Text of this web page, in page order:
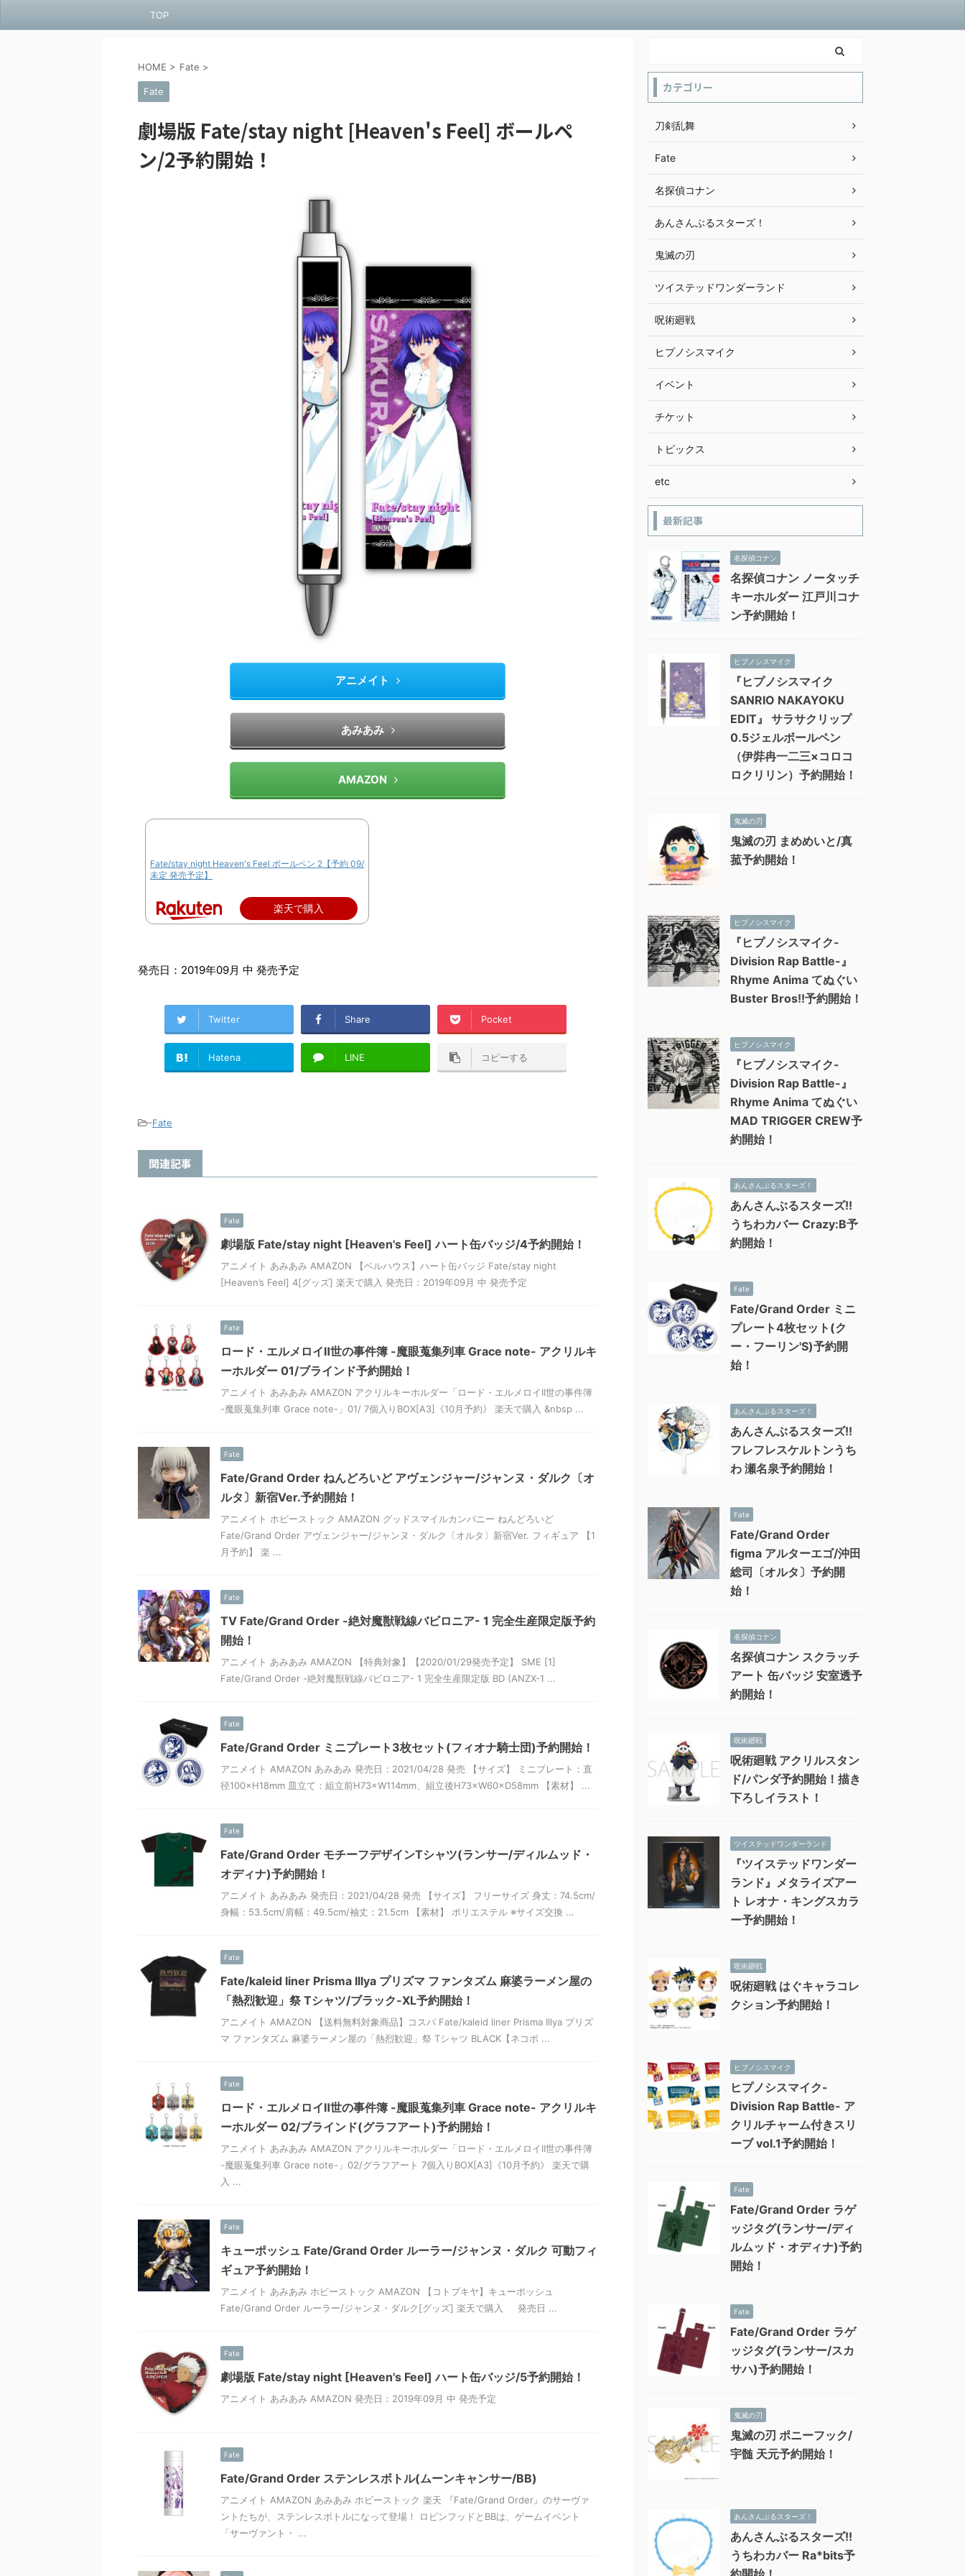
TOP
HOME > Fate >
Fate
劇場版 Fate/stay night [Heaven's Feel] ボールペ
ン/2予約開始！
アニメイト
あみあみ
AMAZON
Fate/stay night Heaven's Feel ボールペン 2【予約 09/
未定 発売予定】
楽天で購入
発売日：2019年09月 中 発売予定
Twitter Share Pocket
Hatena LINE コピーする
-Fate
関連記事
Fate
劇場版 Fate/stay night [Heaven's Feel] ハート缶バッジ/4予約開始！
アニメイト あみあみ AMAZON 【ベルハウス】ハート缶バッジ Fate/stay night
[Heaven’s Feel] 4[グッズ] 楽天で購入 発売日：2019年09月 中 発売予定
Fate
ロード・エルメロイⅡ世の事件簿 -魔眼蒐集列車 Grace note- アクリルキ
ーホルダー 01/ブラインド予約開始！
アニメイト あみあみ AMAZON アクリルキーホルダー「ロード・エルメロイII世の事件簿
-魔眼蒐集列車 Grace note-」01/ 7個入りBOX[A3]《10月予約》 楽天で購入 &nbsp ...
Fate
Fate/Grand Order ねんどろいど アヴェンジャー/ジャンヌ・ダルク〔オ
ルタ〕新宿Ver.予約開始！
アニメイト ホビーストック AMAZON グッドスマイルカンパニー ねんどろいど
Fate/Grand Order アヴェンジャー/ジャンヌ・ダルク〔オルタ〕新宿Ver. フィギュア 【1
月予約】 楽 ...
Fate
TV Fate/Grand Order -絶対魔獣戦線バビロニア- 1 完全生産限定版予約
開始！
アニメイト あみあみ AMAZON 【特典対象】【2020/01/29発売予定】 SME [1]
Fate/Grand Order -絶対魔獣戦線バビロニア- 1 完全生産限定版 BD (ANZX-1 ...
Fate
Fate/Grand Order ミニプレート3枚セット(フィオナ騎士団)予約開始！
アニメイト AMAZON あみあみ 発売日：2021/04/28 発売 【サイズ】 ミニプレート：直
径100×H18mm 皿立て：組立前H73×W114mm、組立後H73×W60×D58mm 【素材】 ...
Fate
Fate/Grand Order モチーフデザインTシャツ(ランサー/ディルムッド・
オディナ)予約開始！
アニメイト あみあみ 発売日：2021/04/28 発売 【サイズ】 フリーサイズ 身丈：74.5cm/
身幅：53.5cm/肩幅：49.5cm/袖丈：21.5cm 【素材】 ポリエステル ※サイズ交換 ...
Fate
Fate/kaleid liner Prisma Illya プリズマ ファンタズム 麻婆ラーメン屋の
「熱烈歓迎」祭 Tシャツ/ブラック-XL予約開始！
アニメイト AMAZON 【送料無料対象商品】コスパ Fate/kaleid liner Prisma Illya プリズ
マ ファンタズム 麻婆ラーメン屋の「熱烈歓迎」祭 Tシャツ BLACK【ネコポ ...
Fate
ロード・エルメロイⅡ世の事件簿 -魔眼蒐集列車 Grace note- アクリルキ
ーホルダー 02/ブラインド(グラフアート)予約開始！
アニメイト あみあみ AMAZON アクリルキーホルダー「ロード・エルメロイII世の事件簿
-魔眼蒐集列車 Grace note-」02/グラフアート 7個入りBOX[A3]《10月予約》 楽天で購
入 ...
Fate
キューポッシュ Fate/Grand Order ルーラー/ジャンヌ・ダルク 可動フィ
ギュア予約開始！
アニメイト あみあみ ホビーストック AMAZON 【コトブキヤ】キューポッシュ
Fate/Grand Order ルーラー/ジャンヌ・ダルク[グッズ] 楽天で購入 発売日 ...
Fate
劇場版 Fate/stay night [Heaven's Feel] ハート缶バッジ/5予約開始！
アニメイト あみあみ AMAZON 発売日：2019年09月 中 発売予定
Fate
Fate/Grand Order ステンレスボトル(ムーンキャンサー/BB)
アニメイト AMAZON あみあみ ホビーストック 楽天 『Fate/Grand Order』のサーヴァ
ントたちが、ステンレスボトルになって登場！ ロビンフッドとBBは、ゲームイベント
「サーヴァント・ ...
カテゴリー
刀剣乱舞
Fate
名探偵コナン
あんさんぶるスターズ！
鬼滅の刃
ツイステッドワンダーランド
呪術廻戦
ヒプノシスマイク
イベント
チケット
トピックス
etc
最新記事
名探偵コナン
名探偵コナン ノータッチ
キーホルダー 江戸川コナ
ン予約開始！
ヒプノシスマイク
『ヒプノシスマイク
SANRIO NAKAYOKU
EDIT』 サラサクリップ
0.5ジェルボールペン
（伊弉冉一二三×コロコ
ロクリリン）予約開始！
鬼滅の刃
鬼滅の刃 まめめいと/真
菰予約開始！
ヒプノシスマイク
『ヒプノシスマイク-
Division Rap Battle-』
Rhyme Anima てぬぐい
Buster Bros!!予約開始！
ヒプノシスマイク
『ヒプノシスマイク-
Division Rap Battle-』
Rhyme Anima てぬぐい
MAD TRIGGER CREW予
約開始！
あんさんぶるスターズ！
あんさんぶるスターズ!!
うちわカバー Crazy:B予
約開始！
Fate
Fate/Grand Order ミニ
プレート4枚セット(ク
ー・フーリン'S)予約開
始！
あんさんぶるスターズ！
あんさんぶるスターズ!!
フレフレスケルトンうち
わ 瀬名泉予約開始！
Fate
Fate/Grand Order
figma アルターエゴ/沖田
総司〔オルタ〕予約開
始！
名探偵コナン
名探偵コナン スクラッチ
アート 缶バッジ 安室透予
約開始！
呪術廻戦
呪術廻戦 アクリルスタン
ド/パンダ予約開始！描き
下ろしイラスト！
ツイステッドワンダーランド
『ツイステッドワンダー
ランド』メタライズアー
ト レオナ・キングスカラ
ー予約開始！
呪術廻戦
呪術廻戦 はぐキャラコレ
クション予約開始！
ヒプノシスマイク
ヒプノシスマイク-
Division Rap Battle- ア
クリルチャーム付きスリ
ーブ vol.1予約開始！
Fate
Fate/Grand Order ラゲ
ッジタグ(ランサー/ディ
ルムッド・オディナ)予約
開始！
Fate
Fate/Grand Order ラゲ
ッジタグ(ランサー/スカ
サハ)予約開始！
鬼滅の刃
鬼滅の刃 ポニーフック/
宇髄 天元予約開始！
あんさんぶるスターズ！
あんさんぶるスターズ!!
うちわカバー Ra*bits予